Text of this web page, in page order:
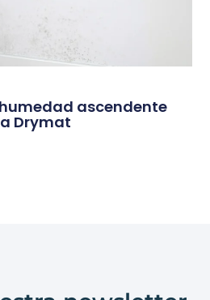
ascendente
Drymat